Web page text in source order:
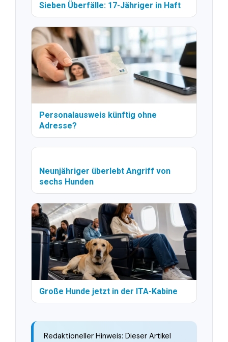
Sieben Überfälle: 17-Jähriger in Haft
Personalausweis künftig ohne
Adresse?
Neunjähriger überlebt Angriff von
sechs Hunden
Große Hunde jetzt in der ITA-Kabine
Redaktioneller Hinweis: Dieser Artikel